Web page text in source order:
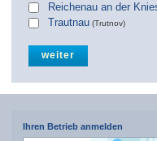
Reichenau an der
Trautnau (Trutnov)
Ihren Betrieb anmelden